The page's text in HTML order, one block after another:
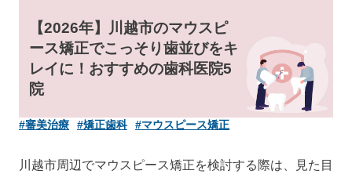
【2026年】川越市のマウスピ
ース矯正でこっそり歯並びをキ
レイに！おすすめの歯科医院5
院
#審美治療 #矯正歯科 #マウスピース矯正
川越市周辺でマウスピース矯正を検討する際は、見た目